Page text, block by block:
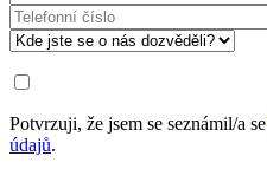
Potvrzuji, že jsem se seznámil/a se
údajů.